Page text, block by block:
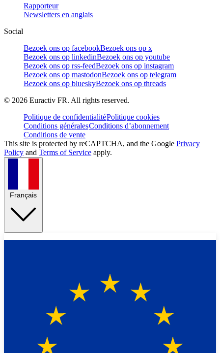
Rapporteur
Newsletters en anglais
Social
Bezoek ons op facebookBezoek ons op x
Bezoek ons op linkedinBezoek ons op youtube
Bezoek ons op rss-feedBezoek ons op instagram
Bezoek ons op mastodonBezoek ons op telegram
Bezoek ons op blueskyBezoek ons op threads
© 2026 Euractiv FR. All rights reserved.
Politique de confidentialitéPolitique cookies
Conditions généralesConditions d’abonnement
Conditions de vente
This site is protected by reCAPTCHA, and the Google Privacy
Policy and Terms of Service apply.
Français